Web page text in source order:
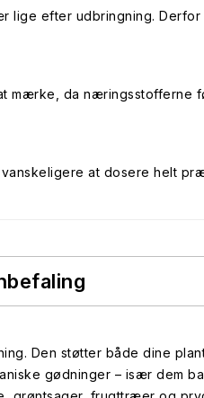
lige efter udbringning.
mærke, da næringsstofferne
at dosere helt
Den støtter både dine
gødninger – især dem